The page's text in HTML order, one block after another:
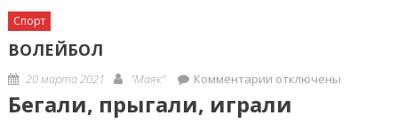
Спорт
ВОЛЕЙБОЛ
Posted
20 марта 2021 Author
"Маяк" Комментариик
ВОЛЕЙБОЛ
отключены
Бегали, прыгали, играли